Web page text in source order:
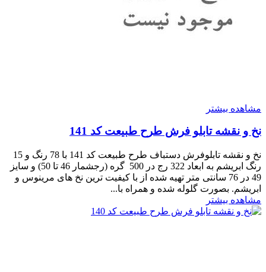
مشاهده بیشتر
نخ و نقشه تابلو فرش طرح طبیعت کد 141
نخ و نقشه تابلوفرش دستباف طرح طبیعت کد 141 با 78 رنگ و 15
رنگ ابریشم به ابعاد 322 رج در 500 گره (رجشمار 46 تا 50) و سایز
49 در 76 سانتی متر تهیه شده از با کیفیت ترین نخ های مرینوس و
ابریشم. بصورت گلوله شده و همراه با...
مشاهده بیشتر